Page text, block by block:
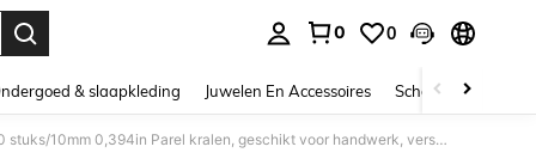
0 0
& slaapkleding Juwelen En Accessoires Schoonheid &
6mm 0,236in 1000 stuks/8mm 0,315in 500 stuks/10mm 0,394in Parel kralen, geschikt voor handwerk, verschillende maten, 6/8/10/mm, imitatie parel kralen met gaten, kunnen worden gebruikt om sieraden, armbanden, kettingen, haarschmuck, decoraties, vaasvullers te maken